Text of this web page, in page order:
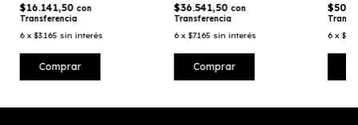
$16.141,50 con
Transferencia
6 x$3.165 sin interés
$36.541,50 con
Transferencia
6 x$7.165 sin interés
6 x